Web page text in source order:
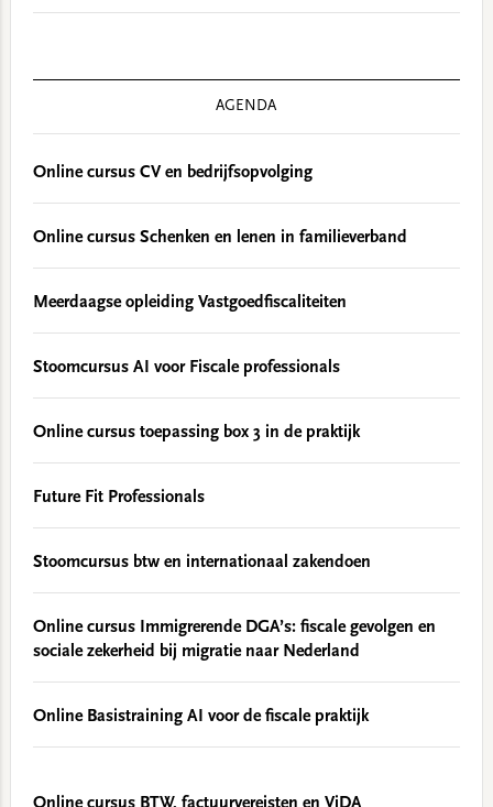
AGENDA
Online cursus CV en bedrijfsopvolging
Online cursus Schenken en lenen in familieverband
Meerdaagse opleiding Vastgoedfiscaliteiten
Stoomcursus AI voor Fiscale professionals
Online cursus toepassing box 3 in de praktijk
Future Fit Professionals
Stoomcursus btw en internationaal zakendoen
Online cursus Immigrerende DGA’s: fiscale gevolgen en
sociale zekerheid bij migratie naar Nederland
Online Basistraining AI voor de fiscale praktijk